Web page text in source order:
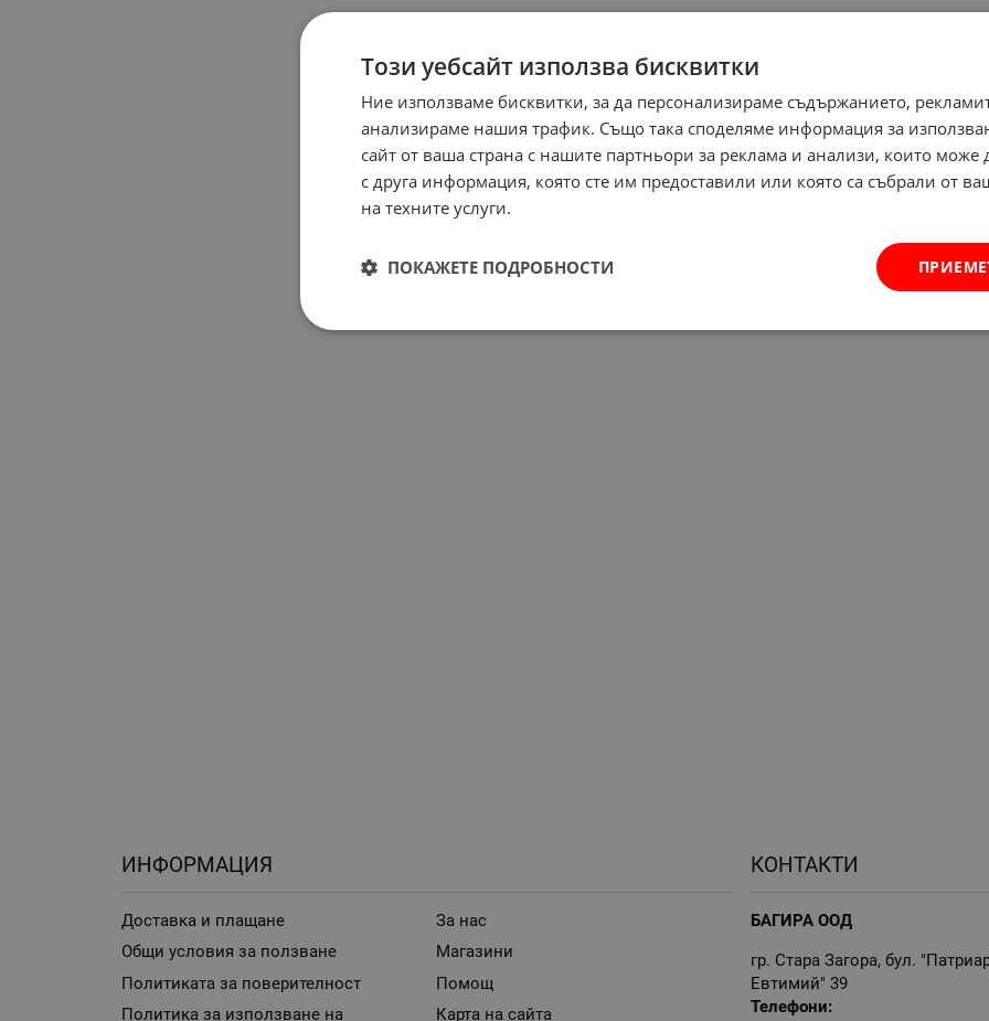
ИНФОРМАЦИЯ
Доставка и плащане
Общи условия за ползване
Политиката за поверителност
Политика за използване на
За нас
Магазини
Помощ
Карта на сайта
КОНТАКТИ
БАГИРА ООД
гр. Стара Загора, бул.
Евтимий" 39
Телефони:
Този уебсайт използва бисквитки
Ние използваме бисквитки, за да персонализираме съдържанието,
анализираме нашия трафик. Също така споделяме информация за
сайт от ваша страна с нашите партньори за реклама и анализи, които може
с друга информация, която сте им предоставили или която са събрали от
на техните услуги.
ПОКАЖЕТЕ ПОДРОБНОСТИ